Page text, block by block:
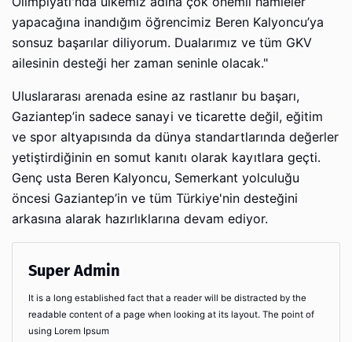
yapacağına inandığım öğrencimiz Beren Kalyoncu’ya
sonsuz başarılar diliyorum. Dualarımız ve tüm GKV
ailesinin desteği her zaman seninle olacak."
Uluslararası arenada esine az rastlanır bu başarı,
Gaziantep’in sadece sanayi ve ticarette değil, eğitim
ve spor altyapısında da dünya standartlarında değerler
yetiştirdiğinin en somut kanıtı olarak kayıtlara geçti.
Genç usta Beren Kalyoncu, Semerkant yolculuğu
öncesi Gaziantep’in ve tüm Türkiye'nin desteğini
arkasına alarak hazırlıklarına devam ediyor.
Super Admin
It is a long established fact that a reader will be distracted by the
readable content of a page when looking at its layout. The point of
using Lorem Ipsum